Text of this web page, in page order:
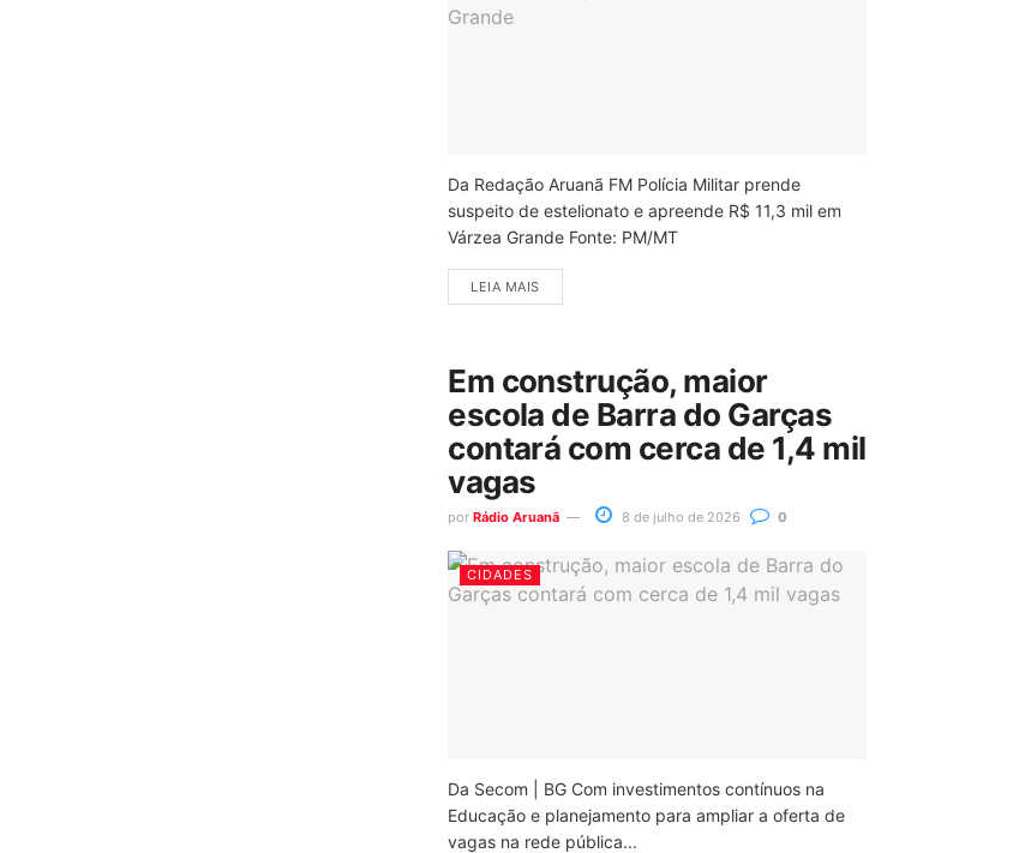
Da Redação Aruanã FM Polícia Militar prende
suspeito de estelionato e apreende R$ 11,3 mil em
Várzea Grande Fonte: PM/MT
LEIA MAIS
Em construção, maior
escola de Barra do Garças
contará com cerca de 1,4 mil
vagas
por Rádio Aruanã 8 de julho de 2026 0
CIDADES
Da Secom | BG Com investimentos contínuos na
Educação e planejamento para ampliar a oferta de
vagas na rede pública...